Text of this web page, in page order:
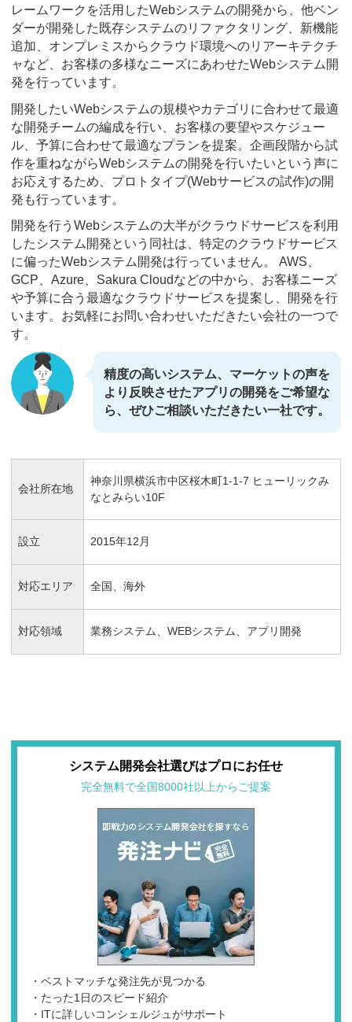
レームワークを活用したWebシステムの開発から、他ベン
ダーが開発した既存システムのリファクタリング、新機能
追加、オンプレミスからクラウド環境へのリアーキテクチ
ャなど、お客様の多様なニーズにあわせたWebシステム開
発を行っています。
開発したいWebシステムの規模やカテゴリに合わせて最適
な開発チームの編成を行い、お客様の要望やスケジュー
ル、予算に合わせて最適なプランを提案。企画段階から試
作を重ねながらWebシステムの開発を行いたいという声に
お応えするため、プロトタイプ(Webサービスの試作)の開
発も行っています。
開発を行うWebシステムの大半がクラウドサービスを利用
したシステム開発という同社は、特定のクラウドサービス
に偏ったWebシステム開発は行っていません。 AWS、
GCP、Azure、Sakura Cloudなどの中から、お客様ニーズ
や予算に合う最適なクラウドサービスを提案し、開発を行
います。お気軽にお問い合わせいただきたい会社の一つで
す。
精度の高いシステム、マーケットの声を
より反映させたアプリの開発をご希望な
ら、ぜひご相談いただきたい一社です。
会社所在地
神奈川県横浜市中区桜木町1-1-7 ヒューリックみ
なとみらい10F
設立 2015年12月
対応エリア 全国、海外
対応領域 業務システム、WEBシステム、アプリ開発
システム開発会社選びはプロにお任せ
完全無料で全国8000社以上からご提案
・ベストマッチな発注先が見つかる
・たった1日のスピード紹介
・ITに詳しいコンシェルジュがサポート